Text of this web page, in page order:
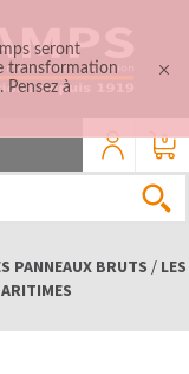
0
PANNEAUX BRUTS / LES
seront
transformation
à